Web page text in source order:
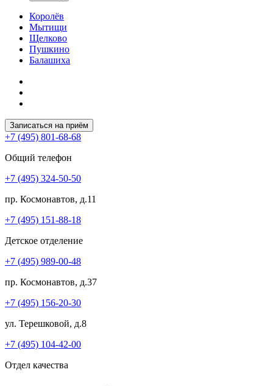
Королёв
Мытищи
Щелково
Пушкино
Балашиха
Записаться на приём
+7 (495) 801-68-68
Общий телефон
+7 (495) 324-50-50
пр. Космонавтов, д.11
+7 (495) 151-88-18
Детское отделение
+7 (495) 989-00-48
пр. Космонавтов, д.37
+7 (495) 156-20-30
ул. Терешковой, д.8
+7 (495) 104-42-00
Отдел качества